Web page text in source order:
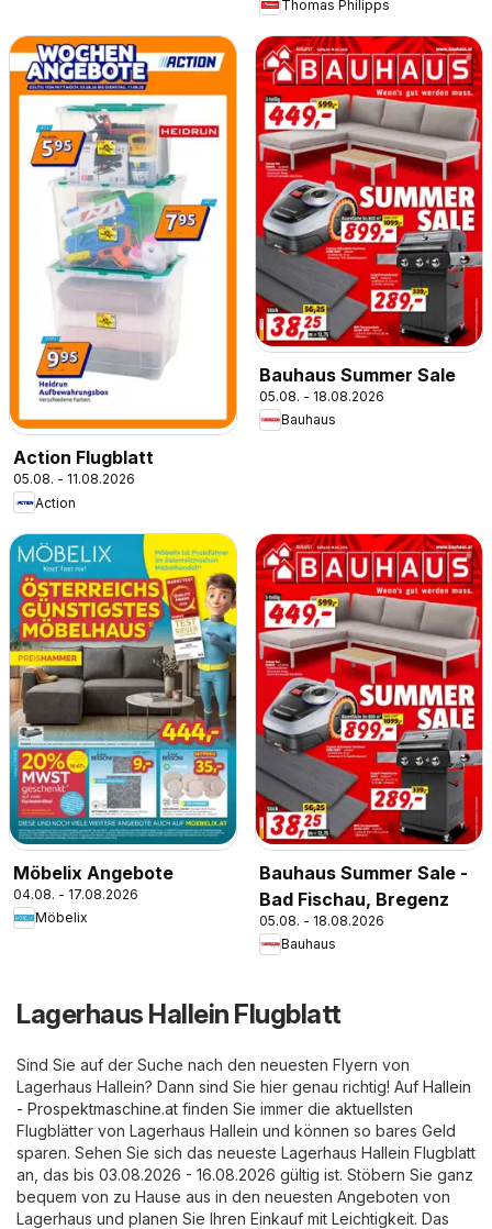
Thomas Philipps
Action Flugblatt
05.08. - 11.08.2026
Action
Bauhaus Summer Sale
05.08. - 18.08.2026
Bauhaus
Möbelix Angebote
04.08. - 17.08.2026
Möbelix
Bauhaus Summer Sale -
Bad Fischau, Bregenz
05.08. - 18.08.2026
Bauhaus
Lagerhaus Hallein Flugblatt
Sind Sie auf der Suche nach den neuesten Flyern von
Lagerhaus Hallein? Dann sind Sie hier genau richtig! Auf Hallein
- Prospektmaschine.at finden Sie immer die aktuellsten
Flugblätter von Lagerhaus Hallein und können so bares Geld
sparen. Sehen Sie sich das neueste Lagerhaus Hallein Flugblatt
an, das bis 03.08.2026 - 16.08.2026 gültig ist. Stöbern Sie ganz
bequem von zu Hause aus in den neuesten Angeboten von
Lagerhaus und planen Sie Ihren Einkauf mit Leichtigkeit. Das